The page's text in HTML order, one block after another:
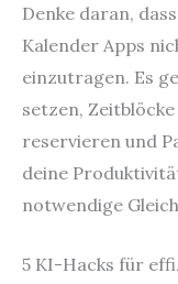
Denke daran,
Kalender Apps
einzutragen. Es
setzen,
reservieren und
deine
notwendige
5 KI-Hacks für